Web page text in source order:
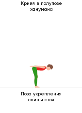
Крийя в полупозе
ханумана
Поза укрепления
спины стоя